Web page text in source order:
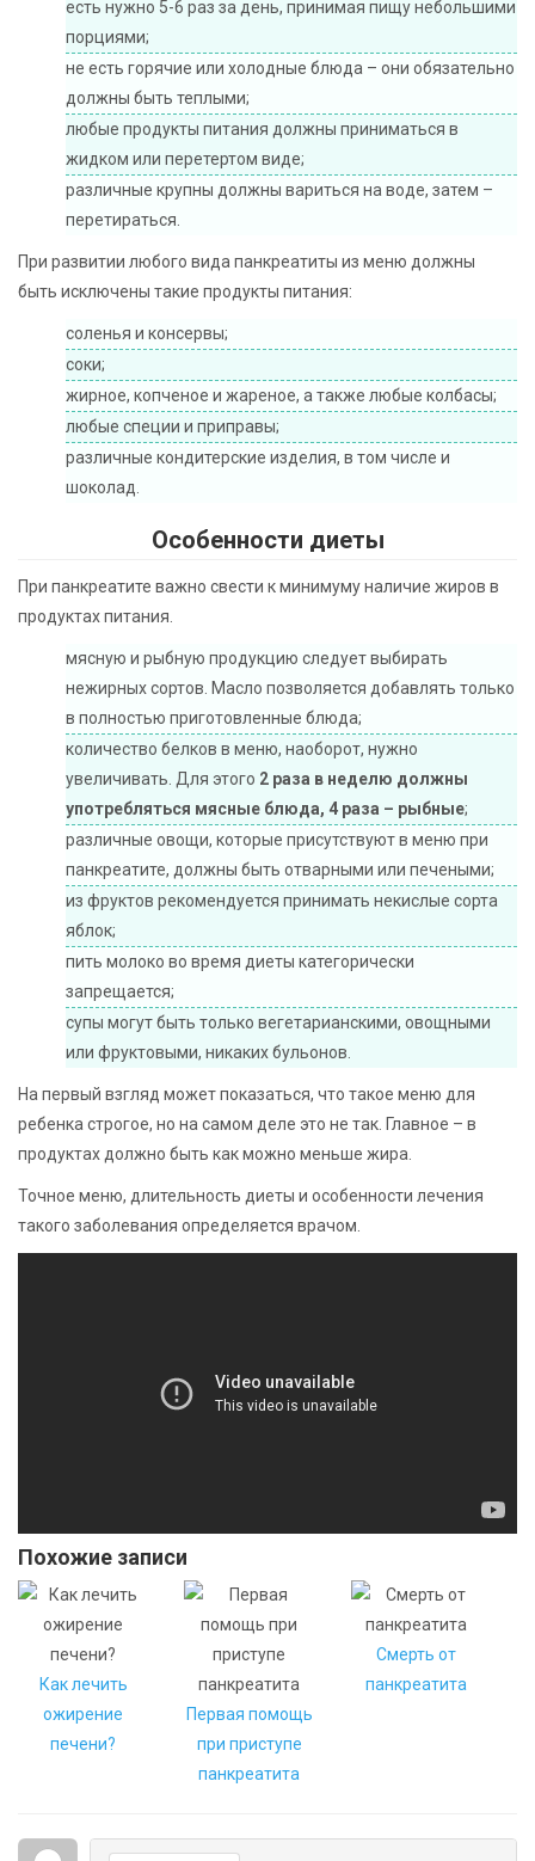
есть нужно 5-6 раз за день, принимая пищу небольшими
порциями;
не есть горячие или холодные блюда – они обязательно
должны быть теплыми;
любые продукты питания должны приниматься в
жидком или перетертом виде;
различные крупны должны вариться на воде, затем –
перетираться.
При развитии любого вида панкреатиты из меню должны
быть исключены такие продукты питания:
соленья и консервы;
соки;
жирное, копченое и жареное, а также любые колбасы;
любые специи и приправы;
различные кондитерские изделия, в том числе и
шоколад.
Особенности диеты
При панкреатите важно свести к минимуму наличие жиров в
продуктах питания.
мясную и рыбную продукцию следует выбирать
нежирных сортов. Масло позволяется добавлять только
в полностью приготовленные блюда;
количество белков в меню, наоборот, нужно
увеличивать. Для этого 2 раза в неделю должны
употребляться мясные блюда, 4 раза – рыбные;
различные овощи, которые присутствуют в меню при
панкреатите, должны быть отварными или печеными;
из фруктов рекомендуется принимать некислые сорта
яблок;
пить молоко во время диеты категорически
запрещается;
супы могут быть только вегетарианскими, овощными
или фруктовыми, никаких бульонов.
На первый взгляд может показаться, что такое меню для
ребенка строгое, но на самом деле это не так. Главное – в
продуктах должно быть как можно меньше жира.
Точное меню, длительность диеты и особенности лечения
такого заболевания определяется врачом.
Похожие записи
Как лечить
ожирение
печени?
Первая помощь
при приступе
панкреатита
Смерть от
панкреатита